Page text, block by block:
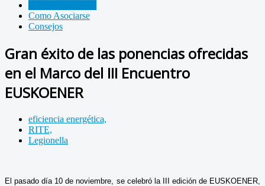
Como Asociarse
Consejos
Gran éxito de las ponencias ofrecidas
en el Marco del III Encuentro
EUSKOENER
eficiencia energética,
RITE,
Legionella
El pasado día 10 de noviembre, se celebró la III edición de EUSKOENER,